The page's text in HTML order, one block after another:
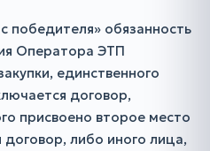
победителя» обязанность
Оператора ЭТП
единственного
договор,
присвоено второе место
либо иного лица,